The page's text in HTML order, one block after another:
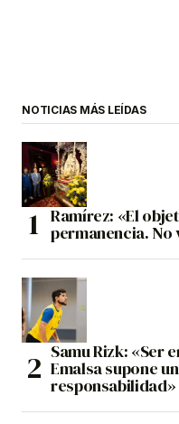
NOTICIAS MÁS LEÍDAS
Ramírez: «El
permanencia. No
Samu Rizk: «Ser
Emalsa supone
responsabilidad»